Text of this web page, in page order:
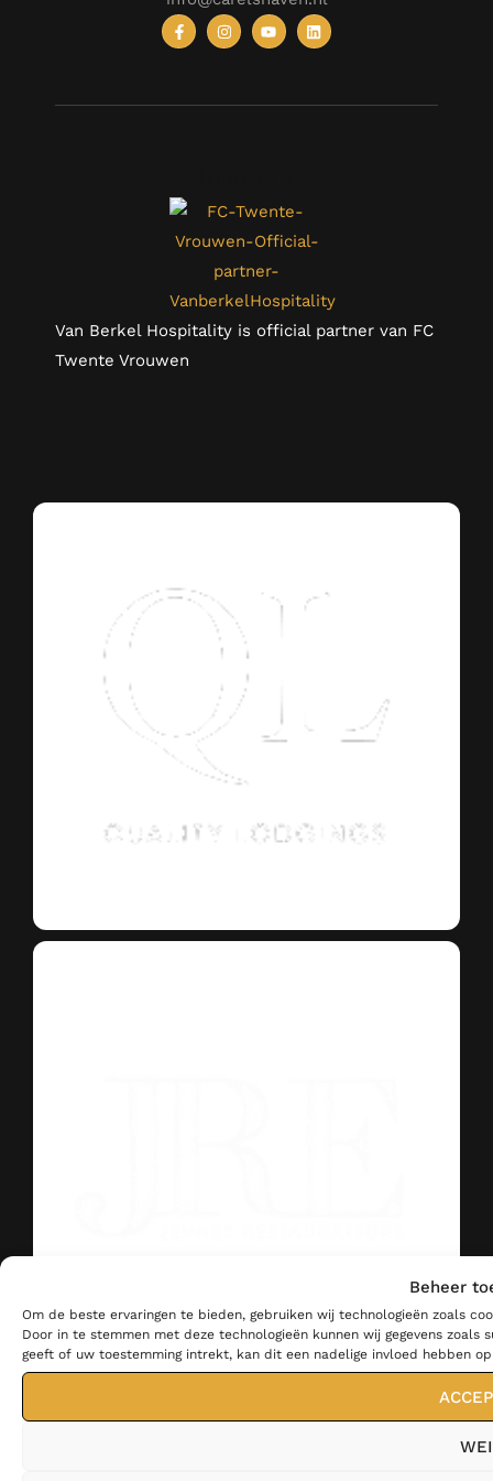
Beheer
Om de beste ervaringen te bieden, gebruiken wij technologieën zoals
Door in te stemmen met deze technologieën kunnen wij gegevens
geeft of uw toestemming intrekt, kan dit een nadelige invloed hebben
Van Berkel Hospitality is official partner van FC
Twente Vrouwen